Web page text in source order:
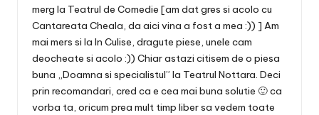
merg la Teatrul de Comedie [am dat gres si acolo cu
Cantareata Cheala, da aici vina a fost a mea :)) ] Am
mai mers si la In Culise, dragute piese, unele cam
deocheate si acolo :)) Chiar astazi citisem de o piesa
buna „Doamna si specialistul” la Teatrul Nottara. Deci
prin recomandari, cred ca e cea mai buna solutie 🙂 ca
vorba ta, oricum prea mult timp liber sa vedem toate